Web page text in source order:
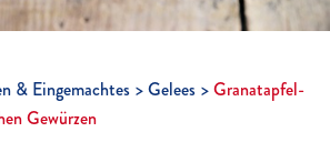
& Eingemachtes Gelees
Granatapfel-
Gewürzen